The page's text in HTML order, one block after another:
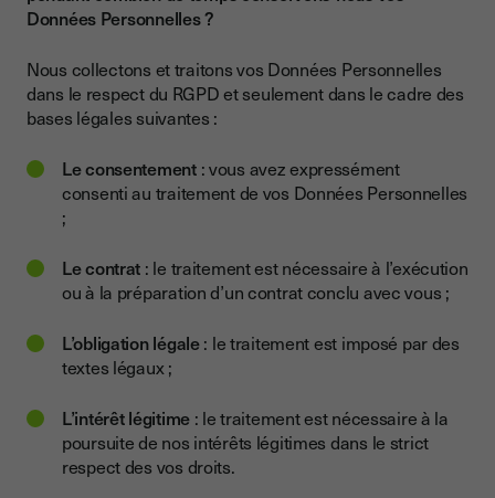
Données Personnelles ?
Nous collectons et traitons vos Données Personnelles
dans le respect du RGPD et seulement dans le cadre des
bases légales suivantes :
Le consentement: vous avez expressément
consenti au traitement de vos Données Personnelles
;
Le contrat : le traitement est nécessaire à l’exécution
ou à la préparation d’un contrat conclu avec vous ;
L’obligation légale: le traitement est imposé par des
textes légaux ;
L’intérêt légitime: le traitement est nécessaire à la
poursuite de nos intérêts légitimes dans le strict
respect des vos droits.